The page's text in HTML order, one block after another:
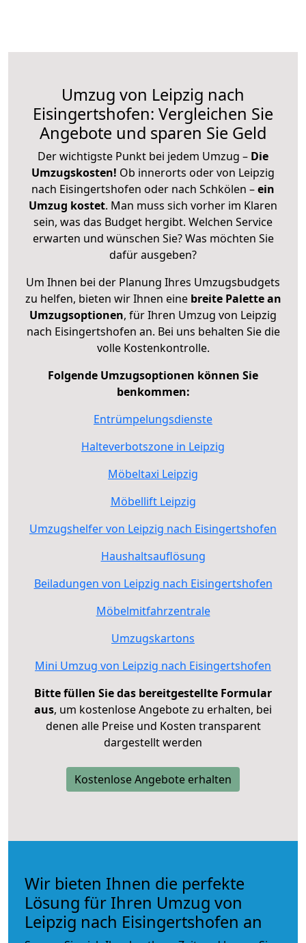
Umzug von Leipzig nach
Eisingertshofen: Vergleichen Sie
Angebote und sparen Sie Geld
Der wichtigste Punkt bei jedem Umzug – Die
Umzugskosten! Ob innerorts oder von Leipzig
nach Eisingertshofen oder nach Schkölen –ein
Umzug kostet. Man muss sich vorher im Klaren
sein, was das Budget hergibt. Welchen Service
erwarten und wünschen Sie? Was möchten Sie
dafür ausgeben?
Um Ihnen bei der Planung Ihres Umzugsbudgets
zu helfen, bieten wir Ihnen eine breite Palette an
Umzugsoptionen, für Ihren Umzug von Leipzig
nach Eisingertshofen an. Bei uns behalten Sie die
volle Kostenkontrolle.
Folgende Umzugsoptionen können Sie
benkommen:
Entrümpelungsdienste
Halteverbotszone in Leipzig
Möbeltaxi Leipzig
Möbellift Leipzig
Umzugshelfer von Leipzig nach Eisingertshofen
Haushaltsauflösung
Beiladungen von Leipzig nach Eisingertshofen
Möbelmitfahrzentrale
Umzugskartons
Mini Umzug von Leipzig nach Eisingertshofen
Bitte füllen Sie das bereitgestellte Formular
aus, um kostenlose Angebote zu erhalten, bei
denen alle Preise und Kosten transparent
dargestellt werden
Kostenlose Angebote erhalten
Wir bieten Ihnen die perfekte
Lösung für Ihren Umzug von
Leipzig nach Eisingertshofen an